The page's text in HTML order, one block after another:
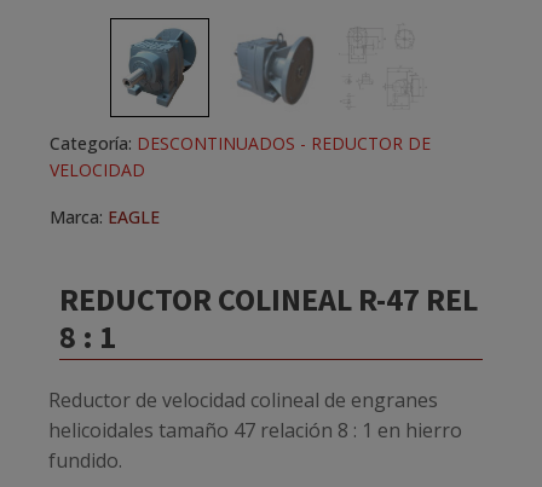
REDUCTOR COLINEAL R-47 REL
8 : 1
Reductor de velocidad colineal de engranes
helicoidales tamaño 47 relación 8 : 1 en hierro
fundido.
Categoría: DESCONTINUADOS - REDUCTOR DE
VELOCIDAD
Marca: EAGLE